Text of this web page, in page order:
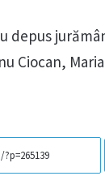
depus
Ciocan,